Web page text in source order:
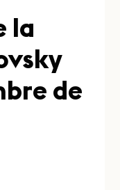
la
de